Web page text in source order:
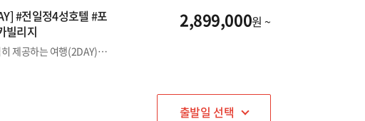
#전일정4성호텔 #포
빌리지
두바이 1박 포함! 늘 아쉬웠던 포르투갈 일정을 넉넉히 제공하는 여행(2DAY)과 전일정 4성 호텔로 편안한 휴식까지! 스페인 프리미엄 아울렛 라로카빌리지 아울렛 포함
2,899,000원 ~
출발일 선택